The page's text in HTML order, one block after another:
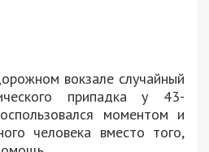
вокзале случайный
припадка у 43-
моментом и
человека вместо того,